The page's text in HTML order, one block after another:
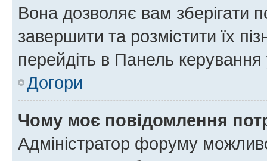
Вона дозволяє вам зберігати
завершити та розмістити їх
перейдіть в Панель керування
Догори
Чому моє повідомлення
Адміністратор форуму